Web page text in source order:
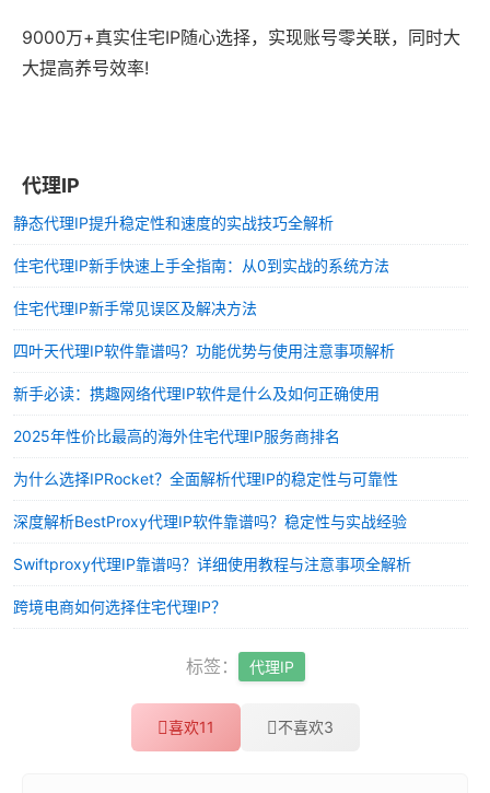
9000万+真实住宅IP随心选择，实现账号零关联，同时大
大提高养号效率!
代理IP
静态代理IP提升稳定性和速度的实战技巧全解析
住宅代理IP新手快速上手全指南：从0到实战的系统方法
住宅代理IP新手常见误区及解决方法
四叶天代理IP软件靠谱吗？功能优势与使用注意事项解析
新手必读：携趣网络代理IP软件是什么及如何正确使用
2025年性价比最高的海外住宅代理IP服务商排名
为什么选择IPRocket？全面解析代理IP的稳定性与可靠性
深度解析BestProxy代理IP软件靠谱吗？稳定性与实战经验
Swiftproxy代理IP靠谱吗？详细使用教程与注意事项全解析
跨境电商如何选择住宅代理IP？
标签： 代理IP
喜欢11 不喜欢3